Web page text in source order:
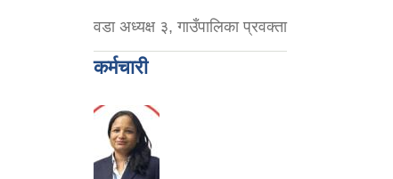
वडा अध्यक्ष ३, गाउँपालिका प्रवक्ता
कर्मचारी